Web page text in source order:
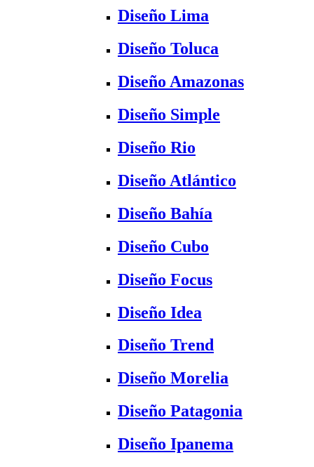
Diseño Lima
Diseño Toluca
Diseño Amazonas
Diseño Simple
Diseño Rio
Diseño Atlántico
Diseño Bahía
Diseño Cubo
Diseño Focus
Diseño Idea
Diseño Trend
Diseño Morelia
Diseño Patagonia
Diseño Ipanema